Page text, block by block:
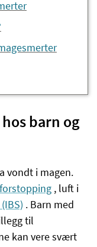
barn og
vondt i magen.
forstopping , luft i
. Barn med
til
kan vere svært